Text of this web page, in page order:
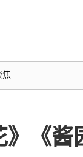
焦
》《